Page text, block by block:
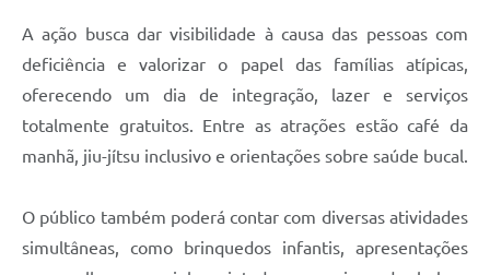
Nota Fiscal de Serviço Eletrônica
Notícias
Ouvidorias
PPA - Plano Plurianual 2026 / 2029
A ação busca dar visibilidade à causa das pessoas com
deficiência e valorizar o papel das famílias atípicas,
oferecendo um dia de integração, lazer e serviços
totalmente gratuitos. Entre as atrações estão café da
manhã, jiu-jítsu inclusivo e orientações sobre saúde bucal.
O público também poderá contar com diversas atividades
simultâneas, como brinquedos infantis, apresentações